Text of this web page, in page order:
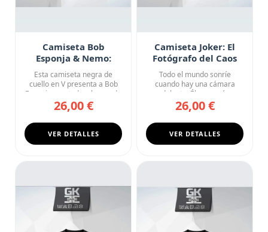
Camiseta Bob
Esponja & Nemo:
Fondo de Bikini
Express
Esta camiseta negra de
cuello en V presenta a Bob
Esponja montado a lomos de
...
26,00 €
VER DETALLES
Camiseta Joker: El
Fotógrafo del Caos
Todo el mundo sonríe
cuando hay una cámara
delante. Él ya sonríe
siempre. Est...
26,00 €
VER DETALLES